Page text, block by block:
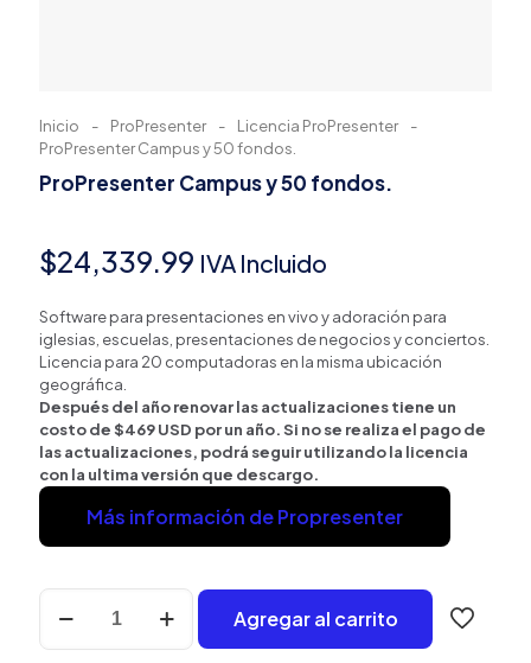
Inicio - ProPresenter - Licencia ProPresenter
-
ProPresenter Campus y 50 fondos.
ProPresenter Campus y 50 fondos.
$24,339.99 IVA Incluido
Software para presentaciones en vivo y adoración para
iglesias, escuelas, presentaciones de negocios y conciertos.
Licencia para 20 computadoras en la misma ubicación
geográfica.
Después del año renovar las actualizaciones tiene un
costo de $469 USD por un año. Si no se realiza el pago de
las actualizaciones, podrá seguir utilizando la licencia
con la ultima versión que descargo.
Más información de Propresenter
ProPresenter
Campus
y
Agregar al carrito